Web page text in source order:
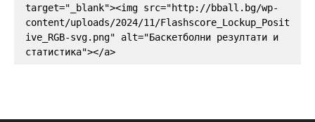
target="_blank"><img src="http://bball.bg/wp-
content/uploads/2024/11/Flashscore_Lockup_Posit
ive_RGB-svg.png" alt="Баскетболни резултати и
статистика"></a>